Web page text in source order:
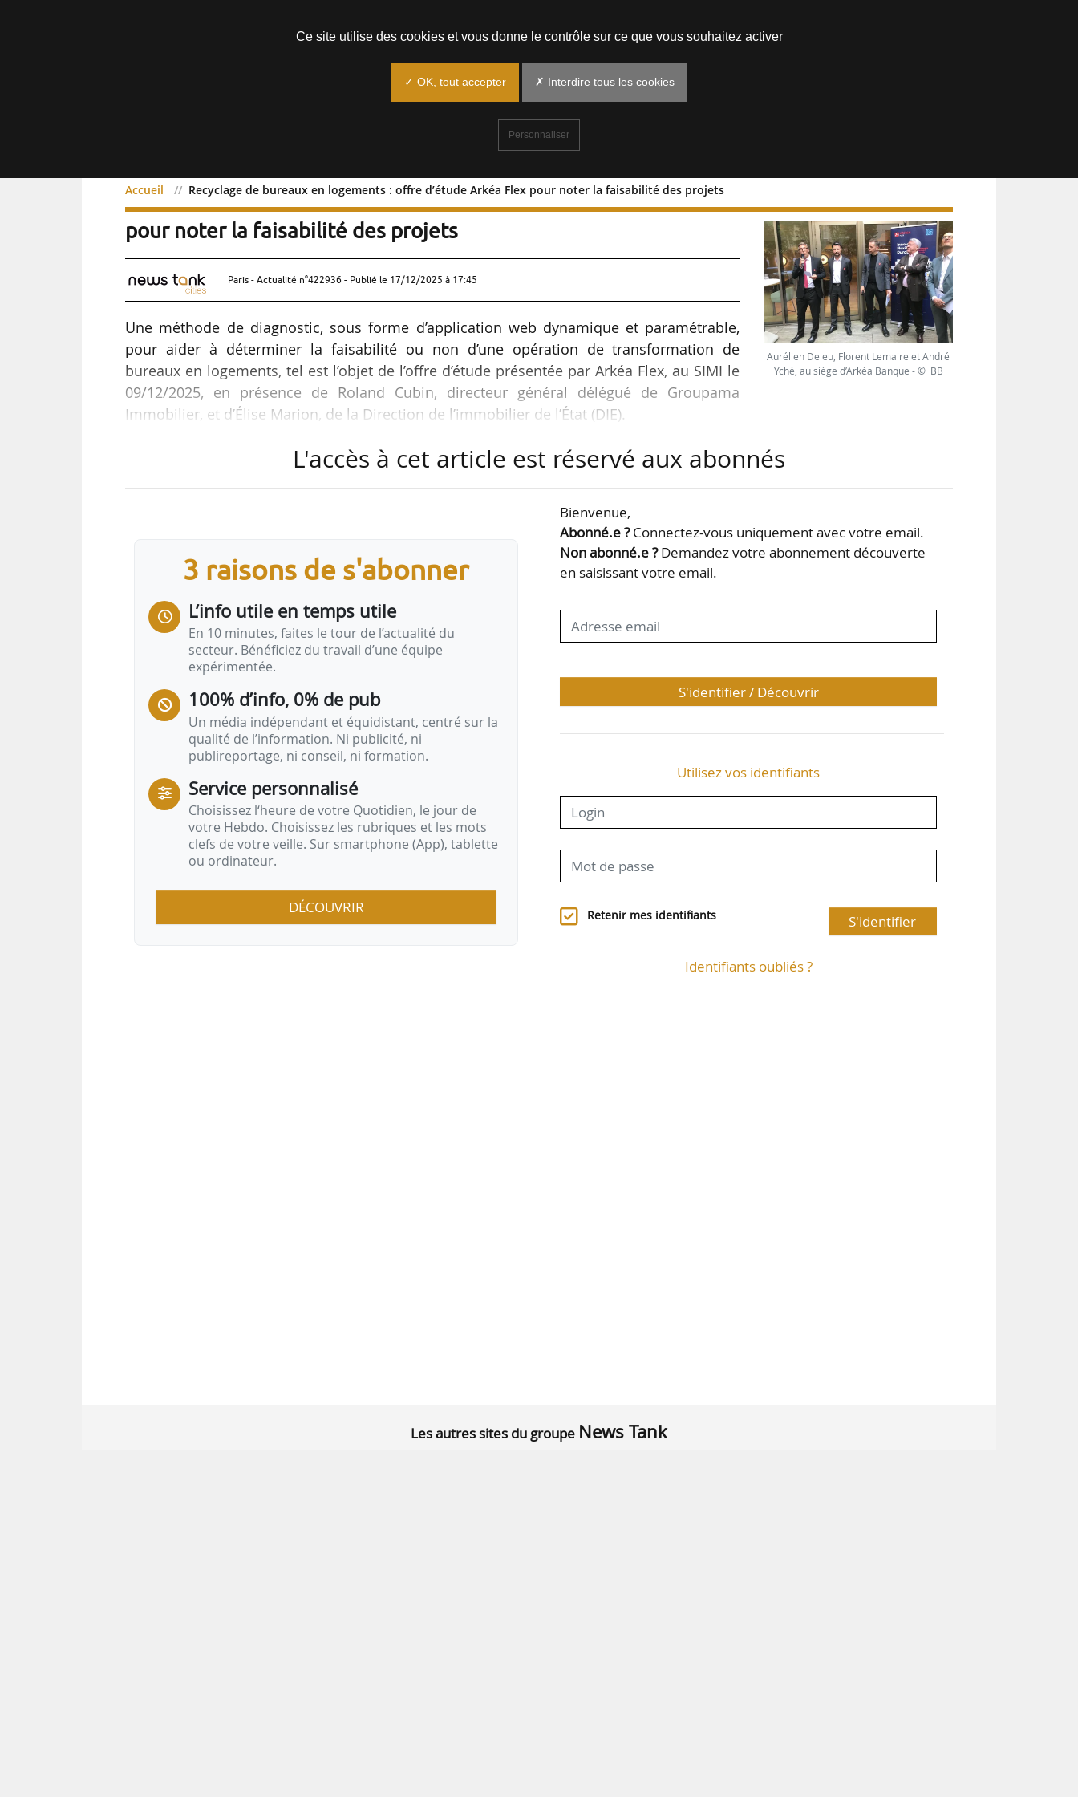
Accueil Recyclage de bureaux en logements : offre d’étude Arkéa Flex pour noter la faisabilité des projets
Recyclage de bureaux en logements : offre d’étude Arkéa Flex
pour noter la faisabilité des projets
Paris - Actualité n°422936 - Publié le 17/12/2025 à 17:45
Une méthode de diagnostic, sous forme d’application web dynamique et paramétrable,
pour aider à déterminer la faisabilité ou non d’une opération de transformation de
bureaux en logements, tel est l’objet de l’offre d’étude présentée par Arkéa Flex, au SIMI le
09/12/2025, en présence de Roland Cubin, directeur général délégué de Groupama
Immobilier, et d’Élise Marion, de la Direction de l’immobilier de l’État (DIE).
L’outil d’analyse adresse les collectivités territoriales, les foncières, les maîtres d’ouvrage,
d’analyse qui aboutit à une note. Le passage d’une surface utile à une surface utilisable
Aurélien Deleu, Florent Lemaire et André
Yché, au siège d’Arkéa Banque - © BB
L'accès à cet article est réservé aux abonnés
3 raisons de s'abonner
L’info utile en temps utile
En 10 minutes, faites le tour de l’actualité du
secteur. Bénéficiez du travail d’une équipe
expérimentée.
100% d’info, 0% de pub
Un média indépendant et équidistant, centré sur la
qualité de l’information. Ni publicité, ni
publireportage, ni conseil, ni formation.
Service personnalisé
Choisissez l‘heure de votre Quotidien, le jour de
votre Hebdo. Choisissez les rubriques et les mots
clefs de votre veille. Sur smartphone (App), tablette
ou ordinateur.
DÉCOUVRIR
Bienvenue,
Abonné.e ?Connectez-vous uniquement avec votre email.
Non abonné.e ?Demandez votre abonnement découverte
en saisissant votre email.
S'identifier / Découvrir
Utilisez vos identifiants
Retenir mes identifiants S'identifier
Identifiants oubliés ?
Les autres sites du groupe News Tank
Ce site utilise des cookies et vous donne le contrôle sur ce que vous souhaitez activer
✓ OK, tout accepter ✗ Interdire tous les cookies
Personnaliser